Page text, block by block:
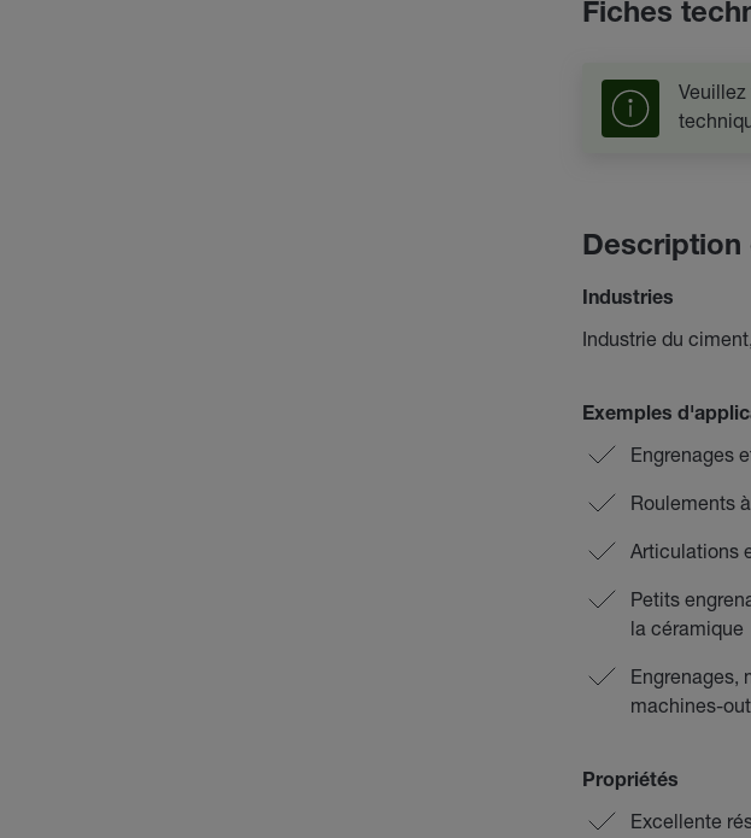
Fiches
Description
Industries
Industrie du
Exemples
Engrenages
Roulements
Articulations
Petits
la céramique
Engrenages,
machines-
Propriétés
Excellente